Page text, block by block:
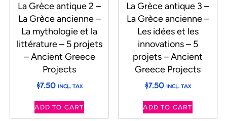
La Grèce antique 2 –
La Grèce ancienne –
La mythologie et la
littérature – 5 projets
– Ancient Greece
Projects
$7.50 INCL. TAX
ADD TO CART
La Grèce antique 3 –
La Grèce ancienne –
Les idées et les
innovations – 5
projets – Ancient
Greece Projects
$7.50 INCL. TAX
ADD TO CART